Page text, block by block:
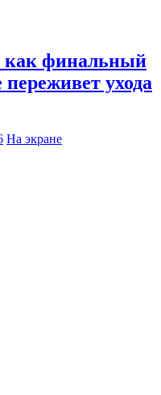
финальный
ухода
На экране